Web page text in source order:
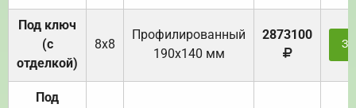
Под ключ
(с
отделкой)
8х8
Профилированный
190х140 мм
2873100
Под